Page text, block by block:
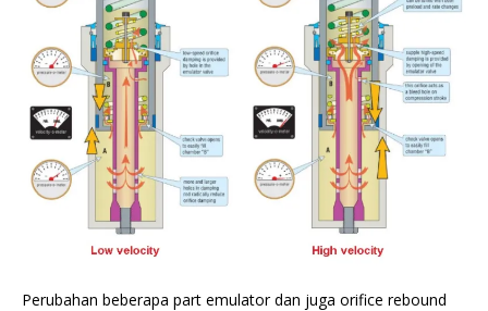
Perubahan beberapa part emulator dan juga orifice rebound